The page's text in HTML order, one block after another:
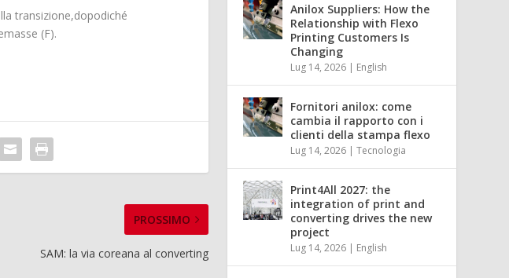
transizione,dopodiché
(F).
PROSSIMO
SAM: la via coreana al converting
Anilox Suppliers: How the
Relationship with Flexo
Printing Customers Is
Changing
Lug 14, 2026 | English
Fornitori anilox: come
cambia il rapporto con i
clienti della stampa flexo
Lug 14, 2026 |Tecnologia
Print4All 2027: the
integration of print and
converting drives the new
project
Lug 14, 2026 | English